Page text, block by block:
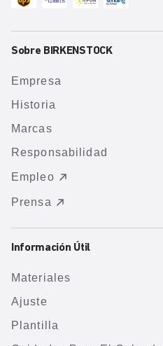
Sobre BIRKENSTOCK
Empresa
Historia
Marcas
Responsabilidad
Empleo
Prensa
Información Útil
Materiales
Ajuste
Plantilla